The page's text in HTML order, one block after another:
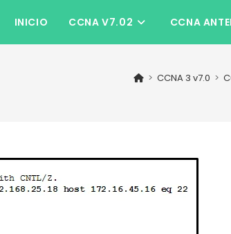
INICIO CCNA V7.02 CCNA
> CCNA 3 v7.0 >